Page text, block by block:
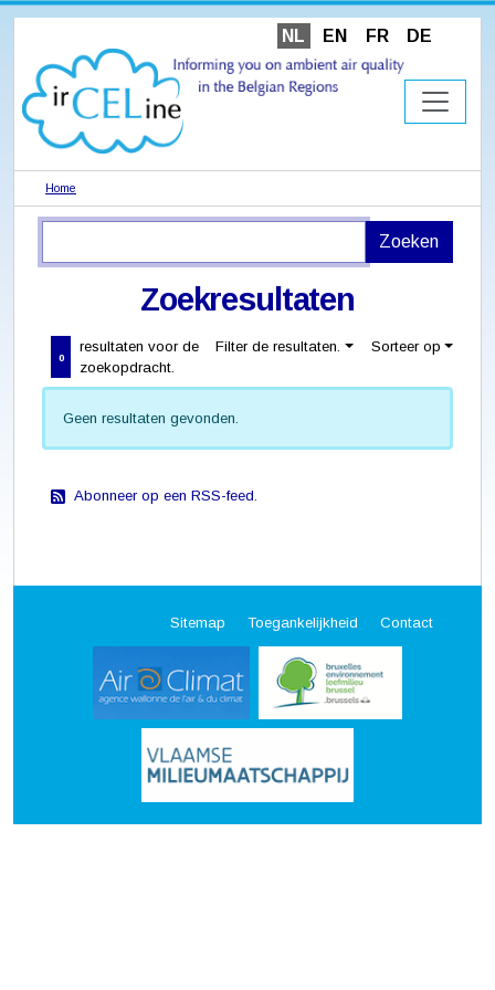
NL EN FR DE
Home
Zoekresultaten
0
resultaten voor de
zoekopdracht.
Filter de resultaten. Sorteer op
Geen resultaten gevonden.
Abonneer op een RSS-feed.
Sitemap Toegankelijkheid Contact